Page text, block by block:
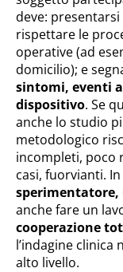
deve: presentarsi
rispettare le
operative (ad
domicilio); e
sintomi, eventi
dispositivo. Se
anche lo studio
metodologico
incompleti, poco
casi, fuorvianti.
sperimentatore,
anche fare un
cooperazione
l’indagine
alto livello.